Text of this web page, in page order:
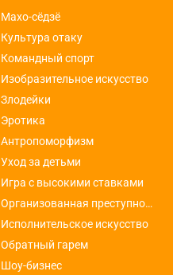
Махо-сёдзё
Культура отаку
Командный спорт
Изобразительное искусство
Злодейки
Эротика
Антропоморфизм
Уход за детьми
Игра с высокими ставками
Организованная преступность
Исполнительское искусство
Обратный гарем
Шоу-бизнес